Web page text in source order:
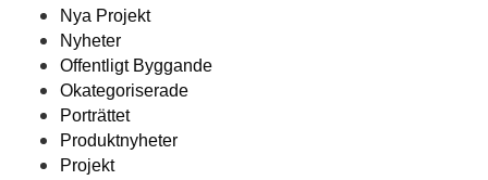
Nya Projekt
Nyheter
Offentligt Byggande
Okategoriserade
Porträttet
Produktnyheter
Projekt